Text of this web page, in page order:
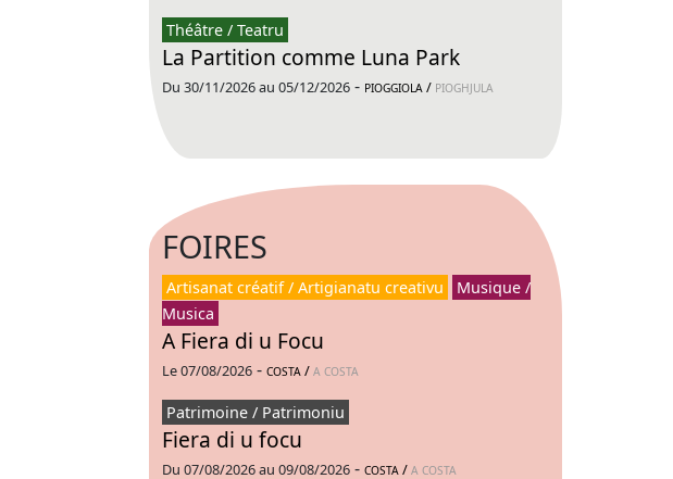
Théâtre / Teatru
La Partition comme Luna Park
Du 30/11/2026 au 05/12/2026 - PIOGGIOLA / PIOGHJULA
FOIRES
Artisanat créatif / Artigianatu creativu
Musique /
Musica
A Fiera di u Focu
Le 07/08/2026 - COSTA / A COSTA
Patrimoine / Patrimoniu
Fiera di u focu
Du 07/08/2026 au 09/08/2026 - COSTA / A COSTA